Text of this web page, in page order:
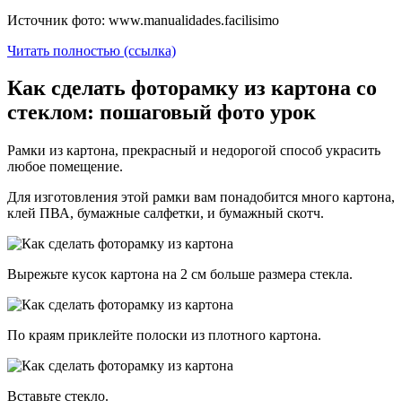
Источник фото: www.manualidades.facilisimo
Читать полностью (ссылка)
Как сделать фоторамку из картона со
стеклом: пошаговый фото урок
Рамки из картона, прекрасный и недорогой способ украсить
любое помещение.
Для изготовления этой рамки вам понадобится много картона,
клей ПВА, бумажные салфетки, и бумажный скотч.
Вырежьте кусок картона на 2 см больше размера стекла.
По краям приклейте полоски из плотного картона.
Вставьте стекло.